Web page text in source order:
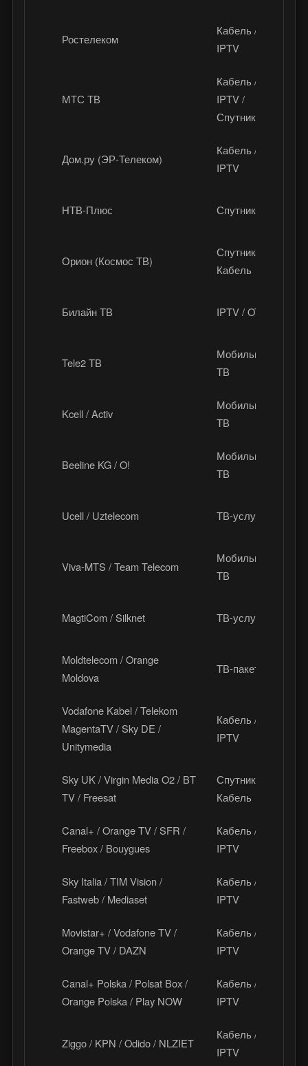
Ростелеком
Кабель /
IPTV
МТС ТВ
Кабель /
IPTV /
Спутник
Дом.ру (ЭР-Телеком)
Кабель /
IPTV
НТВ-Плюс Спутник
Орион (Космос ТВ)
Спутник /
Кабель
Билайн ТВ IPTV / OTT
Tele2 ТВ
Мобильное
ТВ
Kcell / Activ
Мобильный
ТВ
Beeline KG / O!
Мобильный
ТВ
Ucell / Uztelecom ТВ-услуги
Viva-MTS / Team Telecom
Мобильный
ТВ
MagtiCom / Silknet ТВ-услуги
Moldtelecom / Orange
Moldova
ТВ-пакеты
Vodafone Kabel / Telekom
MagentaTV / Sky DE /
Unitymedia
Кабель /
IPTV
Sky UK / Virgin Media O2 / BT
TV / Freesat
Спутник /
Кабель
Canal+ / Orange TV / SFR /
Freebox / Bouygues
Кабель /
IPTV
Sky Italia / TIM Vision /
Fastweb / Mediaset
Кабель /
IPTV
Movistar+ / Vodafone TV /
Orange TV / DAZN
Кабель /
IPTV
Canal+ Polska / Polsat Box /
Orange Polska / Play NOW
Кабель /
IPTV
Ziggo / KPN / Odido / NLZIET
Кабель /
IPTV